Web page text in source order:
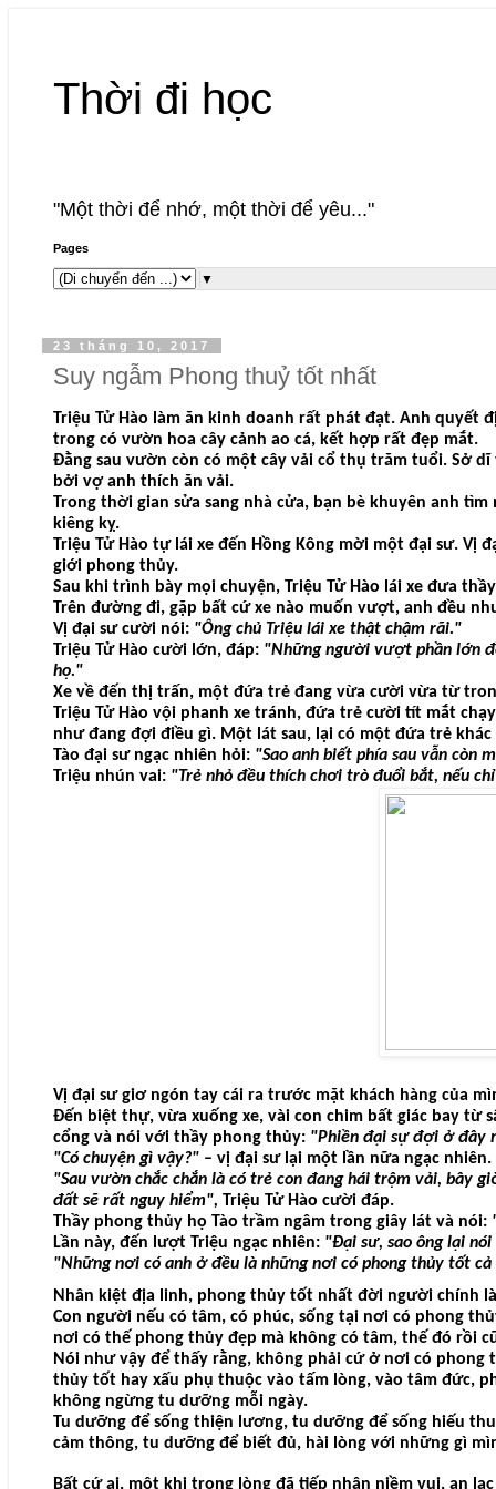
Thời đi học
"Một thời để nhớ, một thời để yêu..."
Pages
▼
23 tháng 10, 2017
Suy ngẫm Phong thuỷ tốt nhất
Triệu Tử Hào làm ăn kinh doanh rất phát đạt. Anh quyết
trong có vườn hoa cây cảnh ao cá, kết hợp rất đẹp mắt.
Đằng sau vườn còn có một cây vải cổ thụ trăm tuổi. Sở
bởi vợ anh thích ăn vải.
Trong thời gian sửa sang nhà cửa, bạn bè khuyên anh
kiêng kỵ.
Triệu Tử Hào tự lái xe đến Hồng Kông mời một đại sư. Vị
giới phong thủy.
Sau khi trình bày mọi chuyện, Triệu Tử Hào lái xe đưa
Trên đường đi, gặp bất cứ xe nào muốn vượt, anh đều
Vị đại sư cười nói: "Ông chủ Triệu lái xe thật chậm rãi."
Triệu Tử Hào cười lớn, đáp: "Những người vượt phần lớn
họ."
Xe về đến thị trấn, một đứa trẻ đang vừa cười vừa từ
Triệu Tử Hào vội phanh xe tránh, đứa trẻ cười tít mắt
như đang đợi điều gì. Một lát sau, lại có một đứa trẻ
Tào đại sư ngạc nhiên hỏi: "Sao anh biết phía sau vẫn còn
Triệu nhún vai: "Trẻ nhỏ đều thích chơi trò đuổi bắt, nếu
Vị đại sư giơ ngón tay cái ra trước mặt khách hàng của
Đến biệt thự, vừa xuống xe, vài con chim bất giác bay từ
cổng và nói với thầy phong thủy: "Phiền đại sự đợi ở đây
"Có chuyện gì vậy?" – vị đại sư lại một lần nữa ngạc nhiên.
"Sau vườn chắc chắn là có trẻ con đang hái trộm vải, bây
đất sẽ rất nguy hiểm", Triệu Tử Hào cười đáp.
Thầy phong thủy họ Tào trầm ngâm trong giây lát và nói:
Lần này, đến lượt Triệu ngạc nhiên: "Đại sư, sao ông lại
"Những nơi có anh ở đều là những nơi có phong thủy tốt
Nhân kiệt địa linh, phong thủy tốt nhất đời người chính
Con người nếu có tâm, có phúc, sống tại nơi có phong
nơi có thế phong thủy đẹp mà không có tâm, thế đó rồi
Nói như vậy để thấy rằng, không phải cứ ở nơi có phong
thủy tốt hay xấu phụ thuộc vào tấm lòng, vào tâm đức,
không ngừng tu dưỡng mỗi ngày.
Tu dưỡng để sống thiện lương, tu dưỡng để sống hiếu
cảm thông, tu dưỡng để biết đủ, hài lòng với những gì
Bất cứ ai, một khi trong lòng đã tiếp nhận niềm vui, an